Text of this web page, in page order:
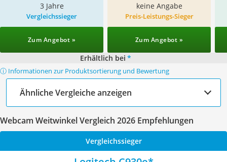
3 Jahre keine Angabe
Vergleichssieger
Zum Angebot »
Preis-Leistungs-Sieger
Zum Angebot »
Erhältlich bei *
ⓘ Informationen zur Produktsortierung und Bewertung
Ähnliche Vergleiche anzeigen
Webcam Weitwinkel Vergleich 2026 Empfehlungen
Vergleichssieger